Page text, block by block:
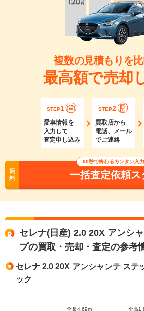
複数の見積もりを
最高額で売却
STEP1
愛車情報を
入力して
査定申し込み
STEP2
買取店から
電話、メール
でご連絡
無
料
90秒で終わるカンタン入力
一括査定依頼ス
セレナ(日産) 2.0 20X アンシ
プの買取・売却・査定の参考
セレナ 2.0 20X アンシャンテ ステ
ック
全長4.69m 全高